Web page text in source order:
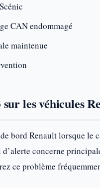
CAN endommagé
maintenue
les véhicules
bord Renault lorsque le
concerne
ce problème